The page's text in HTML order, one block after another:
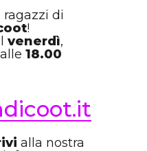
ragazzi di
!
venerdì,
alle18.00
alla nostra